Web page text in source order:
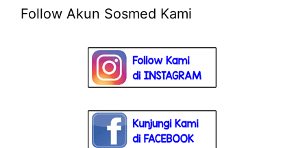
Follow Akun Sosmed Kami